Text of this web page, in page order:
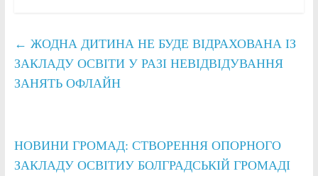
← ЖОДНА ДИТИНА НЕ БУДЕ ВІДРАХОВАНА ІЗ
ЗАКЛАДУ ОСВІТИ У РАЗІ НЕВІДВІДУВАННЯ
ЗАНЯТЬ ОФЛАЙН
НОВИНИ ГРОМАД: СТВОРЕННЯ ОПОРНОГО
ЗАКЛАДУ ОСВІТИУ БОЛГРАДСЬКІЙ ГРОМАДІ